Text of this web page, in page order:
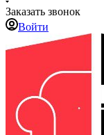
Заказать звонок
Войти